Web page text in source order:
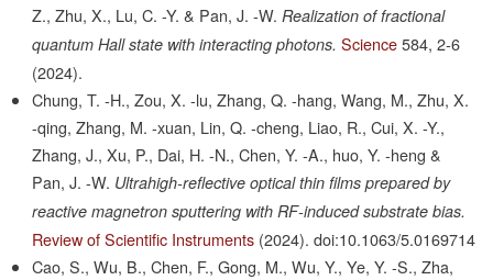
Z., Zhu, X., Lu, C. -Y. & Pan, J. -W. Realization of fractional
quantum Hall state with interacting photons. Science 584, 2-6
(2024).
Chung, T. -H., Zou, X. -lu, Zhang, Q. -hang, Wang, M., Zhu, X.
-qing, Zhang, M. -xuan, Lin, Q. -cheng, Liao, R., Cui, X. -Y.,
Zhang, J., Xu, P., Dai, H. -N., Chen, Y. -A., huo, Y. -heng &
Pan, J. -W. Ultrahigh-reflective optical thin films prepared by
reactive magnetron sputtering with RF-induced substrate bias.
Review of Scientific Instruments (2024). doi:10.1063/5.0169714
Cao, S., Wu, B., Chen, F., Gong, M., Wu, Y., Ye, Y. -S., Zha,